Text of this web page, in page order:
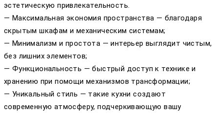
эстетическую привлекательность.
— Максимальная экономия пространства — благодаря
скрытым шкафам и механическим системам;
— Минимализм и простота — интерьер выглядит чистым,
без лишних элементов;
— Функциональность — быстрый доступ к технике и
хранению при помощи механизмов трансформации;
— Уникальный стиль — такие кухни создают
современную атмосферу, подчеркивающую вашу